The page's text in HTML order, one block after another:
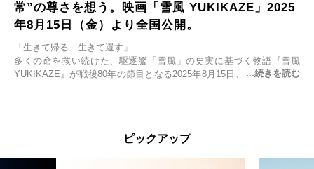
常”の尊さを想う。映画「雪風 YUKIKAZE」2025
年8月15日（金）より全国公開。
「生きて帰る 生きて還す」
多くの命を救い続けた、駆逐艦「雪風」の史実に基づく物語『雪風
YUKIKAZE』が戦後80年の節目となる2025年8月15日、全国公開され
くの仲間の命を救い帰還させ、戦後まで生き抜き「幸運艦」と呼ばれ
ピックアップ